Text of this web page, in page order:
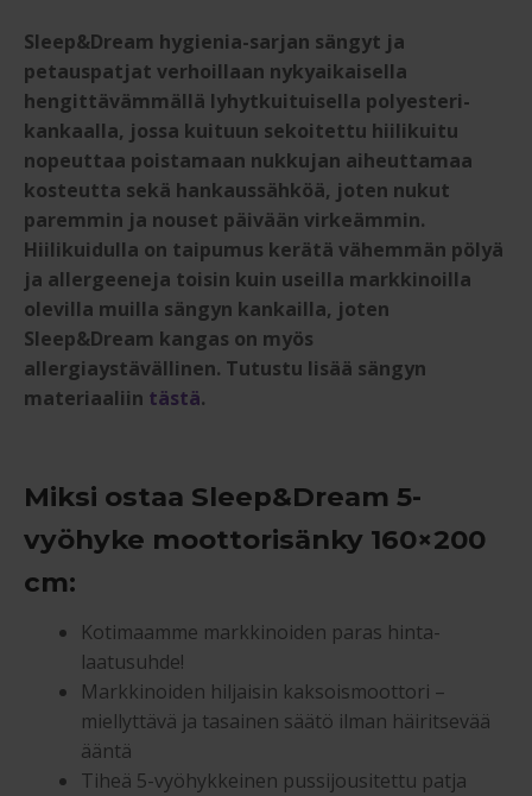
Sleep&Dream hygienia-sarjan sängyt ja
petauspatjat verhoillaan nykyaikaisella
hengittävämmällä lyhytkuituisella polyesteri-
kankaalla, jossa kuituun sekoitettu hiilikuitu
nopeuttaa poistamaan nukkujan aiheuttamaa
kosteutta sekä hankaussähköä, joten nukut
paremmin ja nouset päivään virkeämmin.
Hiilikuidulla on taipumus kerätä vähemmän pölyä
ja allergeeneja toisin kuin useilla markkinoilla
olevilla muilla sängyn kankailla, joten
Sleep&Dream kangas on myös
allergiaystävällinen. Tutustu lisää sängyn
materiaaliin tästä.
Miksi ostaa Sleep&Dream 5-
vyöhyke moottorisänky 160×200
cm:
Kotimaamme markkinoiden paras hinta-
laatusuhde!
Markkinoiden hiljaisin kaksoismoottori –
miellyttävä ja tasainen säätö ilman häiritsevää
ääntä
Tiheä 5-vyöhykkeinen pussijousitettu patja